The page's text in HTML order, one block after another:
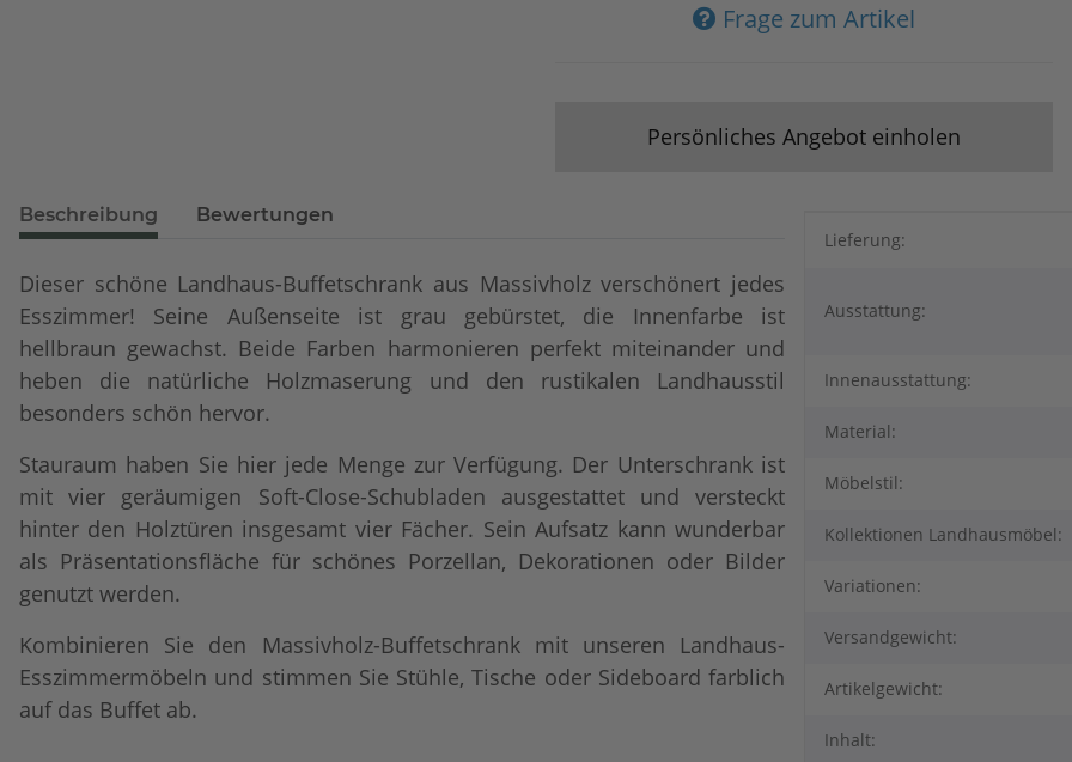
Frage zum Artikel
Persönliches Angebot einholen
Beschreibung Bewertungen
Dieser schöne Landhaus-Buffetschrank aus Massivholz verschönert jedes
Esszimmer! Seine Außenseite ist grau gebürstet, die Innenfarbe ist
hellbraun gewachst. Beide Farben harmonieren perfekt miteinander und
heben die natürliche Holzmaserung und den rustikalen Landhausstil
besonders schön hervor.
Stauraum haben Sie hier jede Menge zur Verfügung. Der Unterschrank ist
mit vier geräumigen Soft-Close-Schubladen ausgestattet und versteckt
hinter den Holztüren insgesamt vier Fächer. Sein Aufsatz kann wunderbar
als Präsentationsfläche für schönes Porzellan, Dekorationen oder Bilder
genutzt werden.
Kombinieren Sie den Massivholz-Buffetschrank mit unseren Landhaus-
Esszimmermöbeln und stimmen Sie Stühle, Tische oder Sideboard farblich
auf das Buffet ab.
Produkteigenschaft
Wert
Lieferung:
Ausstattung:
Innenausstattung:
Material:
Möbelstil:
Kollektionen Landhausmöbel:
Variationen:
Versandgewicht:
Artikelgewicht:
Inhalt: